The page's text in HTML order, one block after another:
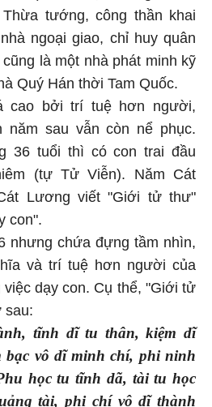
tướng, công thần khai
ngoại giao, chỉ huy quân
là một nhà phát minh kỹ
Quý Hán thời Tam Quốc.
cao bởi trí tuệ hơn người,
năm sau vẫn còn nể phục.
36 tuổi thì có con trai đầu
(tự Tử Viễn). Năm Cát
Lương viết "Giới tử thư"
con".
nhưng chứa đựng tầm nhìn,
và trí tuệ hơn người của
dạy con. Cụ thể, "Giới tử
sau:
tĩnh dĩ tu thân, kiệm dĩ
bạc vô dĩ minh chí, phi ninh
học tu tĩnh dã, tài tu học
tài, phi chí vô dĩ thành